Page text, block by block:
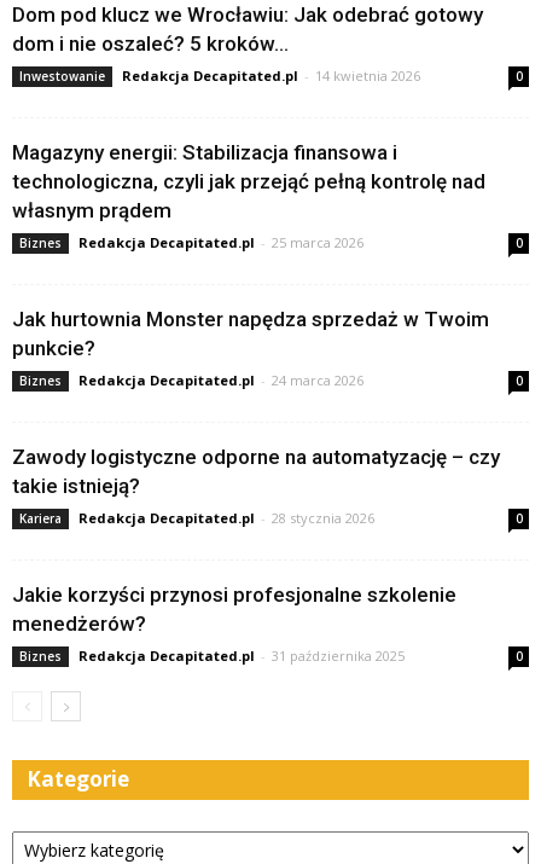
Dom pod klucz we Wrocławiu: Jak odebrać gotowy
dom i nie oszaleć? 5 kroków...
Inwestowanie Redakcja Decapitated.pl - 14 kwietnia 2026 0
Magazyny energii: Stabilizacja finansowa i
technologiczna, czyli jak przejąć pełną kontrolę nad
własnym prądem
Biznes Redakcja Decapitated.pl - 25 marca 2026 0
Jak hurtownia Monster napędza sprzedaż w Twoim
punkcie?
Biznes Redakcja Decapitated.pl - 24 marca 2026 0
Zawody logistyczne odporne na automatyzację – czy
takie istnieją?
Kariera Redakcja Decapitated.pl - 28 stycznia 2026 0
Jakie korzyści przynosi profesjonalne szkolenie
menedżerów?
Biznes Redakcja Decapitated.pl - 31 października 2025 0
Kategorie
Kategorie